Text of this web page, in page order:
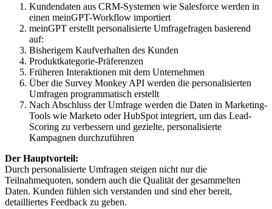
Kundendaten aus CRM-Systemen wie Salesforce werden in
einen meinGPT-Workflow importiert
meinGPT erstellt personalisierte Umfragefragen basierend
auf:
Bisherigem Kaufverhalten des Kunden
Produktkategorie-Präferenzen
Früheren Interaktionen mit dem Unternehmen
Über die Survey Monkey API werden die personalisierten
Umfragen programmatisch erstellt
Nach Abschluss der Umfrage werden die Daten in Marketing-
Tools wie Marketo oder HubSpot integriert, um das Lead-
Scoring zu verbessern und gezielte, personalisierte
Kampagnen durchzuführen
Der Hauptvorteil:
Durch personalisierte Umfragen steigen nicht nur die
Teilnahmequoten, sondern auch die Qualität der gesammelten
Daten. Kunden fühlen sich verstanden und sind eher bereit,
detailliertes Feedback zu geben.